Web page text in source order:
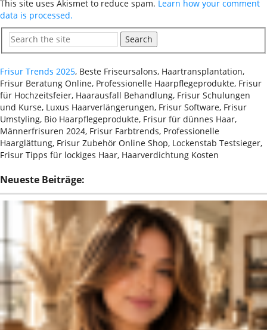
This site uses Akismet to reduce spam. Learn how your comment
data is processed.
Search
Frisur Trends 2025, Beste Friseursalons, Haartransplantation,
Frisur Beratung Online, Professionelle Haarpflegeprodukte, Frisur
für Hochzeitsfeier, Haarausfall Behandlung, Frisur Schulungen
und Kurse, Luxus Haarverlängerungen, Frisur Software, Frisur
Umstyling, Bio Haarpflegeprodukte, Frisur für dünnes Haar,
Männerfrisuren 2024, Frisur Farbtrends, Professionelle
Haarglättung, Frisur Zubehör Online Shop, Lockenstab Testsieger,
Frisur Tipps für lockiges Haar, Haarverdichtung Kosten
Neueste Beiträge: